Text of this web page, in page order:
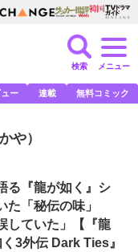
検索 メニュー
ー 連載 無料コミック
や）
る『龍が如く』シ
た「秘伝の味」
していた」【『龍
3外伝 Dark Ties』